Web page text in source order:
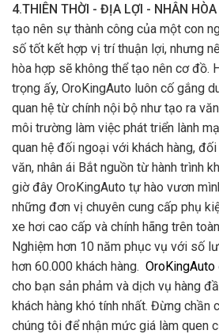
4.THIÊN THỜI - ĐỊA LỢI - NHÂN HÒA
tạo nên sự thành công của một con
số tốt kết hợp vị trí thuận lợi, nhưng
hòa hợp sẽ không thể tạo nên cơ đồ.
trọng ấy, OroKingAuto luôn cố gắng
quan hệ từ chính nội bộ như tạo ra
môi trường làm việc phát triển lành
quan hệ đối ngoại với khách hàng,
văn, nhân ái Bắt nguồn từ hành trình
giờ đây OroKingAuto tự hào vươn
những đơn vị chuyên cung cấp phụ
xe hơi cao cấp và chính hãng trên
Nghiệm hơn 10 năm phục vụ với số
hơn 60.000 khách hàng. OroKingAuto
cho bạn sản phảm và dịch vụ hàng
khách hàng khó tính nhất. Đừng chần
chúng tôi để nhận mức giá làm quen